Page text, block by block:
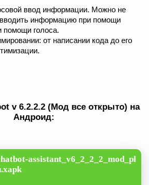
ввод информации. Можно не
вводить информацию при помощи
помощи голоса.
от написании кода до его
v 6.2.2.2 (Мод все открыто) на
Андроид:
assistant_v6_2_2_2_mod_pl